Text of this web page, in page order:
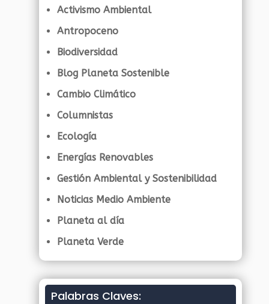
Activismo Ambiental
Antropoceno
Biodiversidad
Blog Planeta Sostenible
Cambio Climático
Columnistas
Ecología
Energías Renovables
Gestión Ambiental y Sostenibilidad
Noticias Medio Ambiente
Planeta al día
Planeta Verde
Palabras Claves: